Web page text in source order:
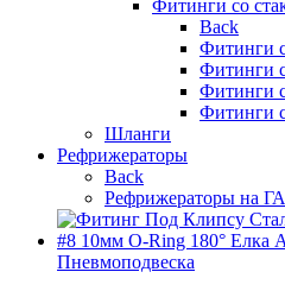
Фитинги со
Back
Фитинги
Фитинги
Фитинги
Фитинги
Шланги
Рефрижераторы
Back
Рефрижераторы на
Пневмоподвеска